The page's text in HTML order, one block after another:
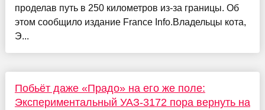
проделав путь в 250 километров из-за границы. Об
этом сообщило издание France Info.Владельцы кота,
Э...
Побьёт даже «Прадо» на его же поле:
Экспериментальный УАЗ-3172 пора вернуть на